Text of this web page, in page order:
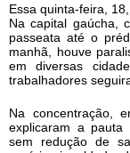
Essa quinta-feira,
Na capital gaúcha,
passeata até o
manhã, houve
em diversas
trabalhadores
Na concentração,
explicaram a pauta
sem redução de